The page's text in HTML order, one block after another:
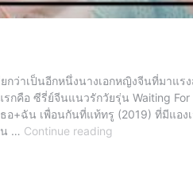
ว่าเป็นอีกหนึ่งนางเอกหญิงจีนที่มาแร
กคือ ซีรี่ย์จีนแนวรักวัยรุ่น Waiting
อ+ฉัน เพื่อนกันที่แท้ทรู (2019) ที่มีแอง
น … Continue reading